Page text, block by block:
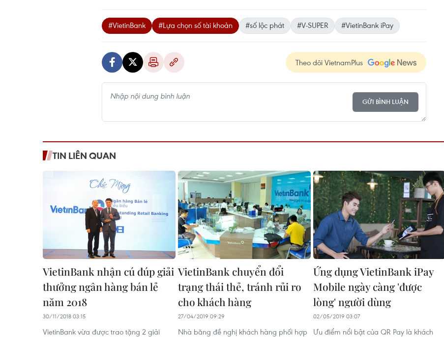
#VietinBank #Lựa chọn số tài khoản #số lộc phát #V-SUPER #VietinBank iPay
Theo dõi VietnamPlus
GỬI BÌNH LUẬN
TIN LIÊN QUAN
VietinBank nhận cú đúp giải
thưởng ngân hàng bán lẻ
năm 2018
30/11/2018 03:15
VietinBank vừa được trao tặng 2 giải
VietinBank chuyển đổi
trạng thái thẻ, tránh rủi ro
cho khách hàng
27/04/2019 09:29
Nhà băng đề nghị khách hàng phối hợp
Ứng dụng VietinBank iPay
Mobile ngày càng 'được
lòng' người dùng
02/05/2019 03:07
Ưu điểm nổi bật của QR Pay là khách